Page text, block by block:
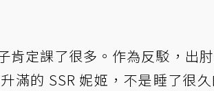
肯定課了很多。作為反駁，出
滿的 SSR 妮姬，不是睡了很